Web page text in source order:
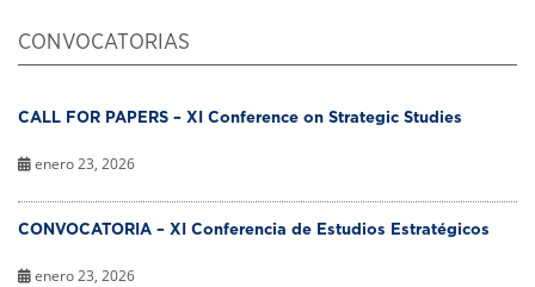
CONVOCATORIAS
CALL FOR PAPERS – XI Conference on Strategic Studies
enero 23, 2026
CONVOCATORIA – XI Conferencia de Estudios Estratégicos
enero 23, 2026